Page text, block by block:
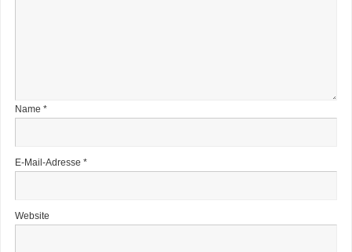
Name *
E-Mail-Adresse *
Website